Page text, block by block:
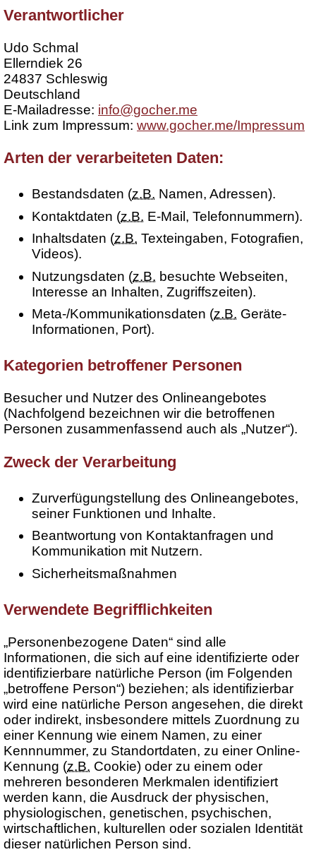
Verantwortlicher
Udo Schmal
Ellerndiek 26
24837 Schleswig
Deutschland
E-Mailadresse: info@gocher.me
Link zum Impressum: www.gocher.me/Impressum
Arten der verarbeiteten Daten:
Bestandsdaten (z.B. Namen, Adressen).
Kontaktdaten (z.B. E-Mail, Telefonnummern).
Inhaltsdaten (z.B. Texteingaben, Fotografien,
Videos).
Nutzungsdaten (z.B. besuchte Webseiten,
Interesse an Inhalten, Zugriffszeiten).
Meta-/Kommunikationsdaten (z.B. Geräte-
Informationen, Port).
Kategorien betroffener Personen
Besucher und Nutzer des Onlineangebotes
(Nachfolgend bezeichnen wir die betroffenen
Personen zusammenfassend auch als „Nutzer“).
Zweck der Verarbeitung
Zurverfügungstellung des Onlineangebotes,
seiner Funktionen und Inhalte.
Beantwortung von Kontaktanfragen und
Kommunikation mit Nutzern.
Sicherheitsmaßnahmen
Verwendete Begrifflichkeiten
„Personenbezogene Daten“ sind alle
Informationen, die sich auf eine identifizierte oder
identifizierbare natürliche Person (im Folgenden
„betroffene Person“) beziehen; als identifizierbar
wird eine natürliche Person angesehen, die direkt
oder indirekt, insbesondere mittels Zuordnung zu
einer Kennung wie einem Namen, zu einer
Kennnummer, zu Standortdaten, zu einer Online-
Kennung (z.B. Cookie) oder zu einem oder
mehreren besonderen Merkmalen identifiziert
werden kann, die Ausdruck der physischen,
physiologischen, genetischen, psychischen,
wirtschaftlichen, kulturellen oder sozialen Identität
dieser natürlichen Person sind.